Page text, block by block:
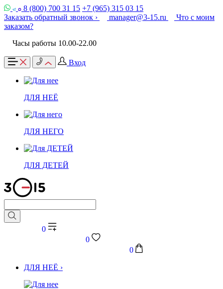
8 (800) 700 31 15 +7 (965) 315 03 15
Заказать обратный звонок ›
manager@3-15.ru
Что с моим
заказом?
Часы работы 10.00-22.00
Вход
ДЛЯ НЕЁ
ДЛЯ НЕГО
ДЛЯ ДЕТЕЙ
0
0
0
ДЛЯ НЕЁ ›